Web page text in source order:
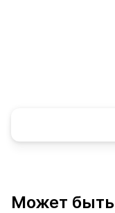
Может